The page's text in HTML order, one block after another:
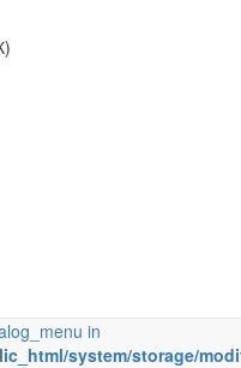
in
system/storage/